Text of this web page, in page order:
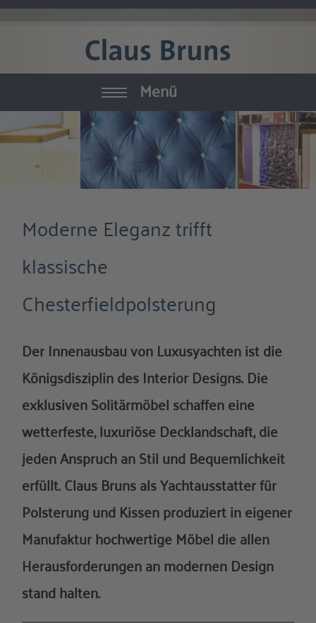
Menü
Yachtausstattung
Möbel
Zubehör
Raumausstattung
Manufaktur
Referenzen
Moderne Eleganz trifft
klassische
Chesterfieldpolsterung
Der Innenausbau von Luxusyachten ist die
Königsdisziplin des Interior Designs. Die
exklusiven Solitärmöbel schaffen eine
wetterfeste, luxuriöse Decklandschaft, die
jeden Anspruch an Stil und Bequemlichkeit
erfüllt. Claus Bruns als Yachtausstatter für
Polsterung und Kissen produziert in eigener
Manufaktur hochwertige Möbel die allen
Herausforderungen an modernen Design
stand halten.